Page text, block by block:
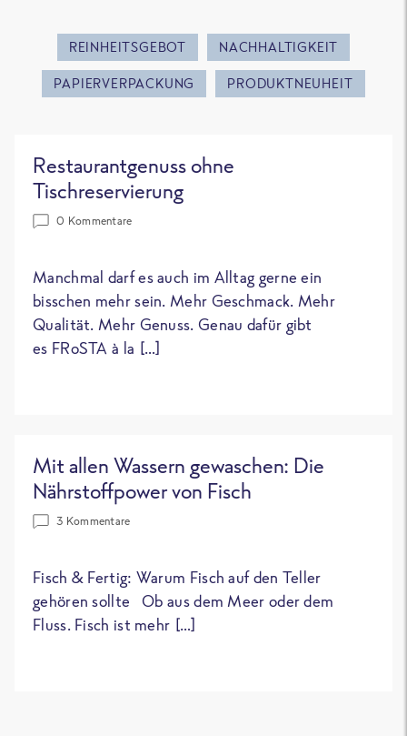
REINHEITSGEBOT NACHHALTIGKEIT
PAPIERVERPACKUNG PRODUKTNEUHEIT
Restaurantgenuss ohne
Tischreservierung
0 Kommentare
Manchmal darf es auch im Alltag gerne ein
bisschen mehr sein. Mehr Geschmack. Mehr
Qualität. Mehr Genuss. Genau dafür gibt
es FRoSTA à la […]
Mit allen Wassern gewaschen: Die
Nährstoffpower von Fisch
3 Kommentare
Fisch & Fertig: Warum Fisch auf den Teller
gehören sollte Ob aus dem Meer oder dem
Fluss. Fisch ist mehr […]